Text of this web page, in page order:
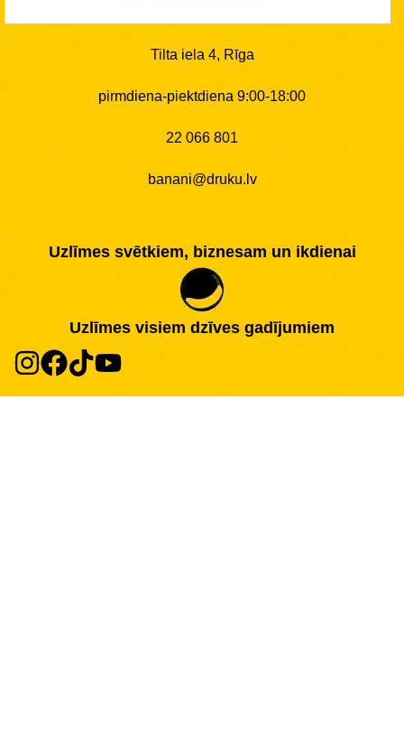
Tilta iela 4, Rīga
pirmdiena-piektdiena 9:00-18:00
22 066 801
banani@druku.lv
Uzlīmes svētkiem, biznesam un ikdienai
Uzlīmes visiem dzīves gadījumiem